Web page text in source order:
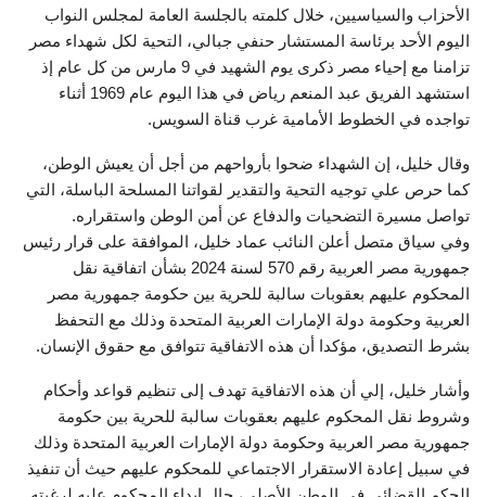
الأحزاب والسياسيين، خلال كلمته بالجلسة العامة لمجلس النواب
اليوم الأحد برئاسة المستشار حنفي جبالي، التحية لكل شهداء مصر
تزامنا مع إحياء مصر ذكرى يوم الشهيد في 9 مارس من كل عام إذ
استشهد الفريق عبد المنعم رياض في هذا اليوم عام 1969 أثناء
تواجده في الخطوط الأمامية غرب قناة السويس.
وقال خليل، إن الشهداء ضحوا بأرواحهم من أجل أن يعيش الوطن،
كما حرص علي توجيه التحية والتقدير لقواتنا المسلحة الباسلة، التي
تواصل مسيرة التضحيات والدفاع عن أمن الوطن واستقراره.
وفي سياق متصل أعلن النائب عماد خليل، الموافقة على قرار رئيس
جمهورية مصر العربية رقم 570 لسنة 2024 بشأن اتفاقية نقل
المحكوم عليهم بعقوبات سالبة للحرية بين حكومة جمهورية مصر
العربية وحكومة دولة الإمارات العربية المتحدة وذلك مع التحفظ
بشرط التصديق، مؤكدا أن هذه الاتفاقية تتوافق مع حقوق الإنسان.
وأشار خليل، إلي أن هذه الاتفاقية تهدف إلى تنظيم قواعد وأحكام
وشروط نقل المحكوم عليهم بعقوبات سالبة للحرية بين حكومة
جمهورية مصر العربية وحكومة دولة الإمارات العربية المتحدة وذلك
في سبيل إعادة الاستقرار الاجتماعي للمحكوم عليهم حيث أن تنفيذ